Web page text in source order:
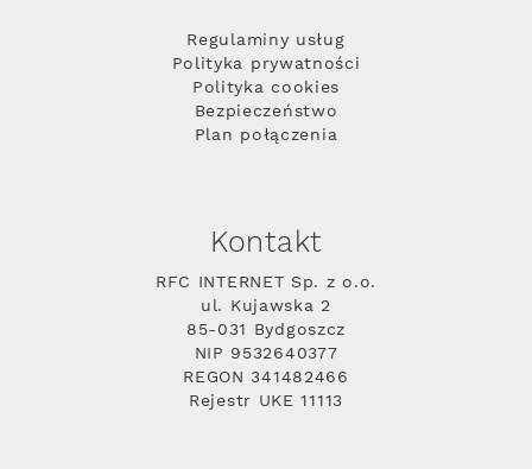
Regulaminy usług
Polityka prywatności
Polityka cookies
Bezpieczeństwo
Plan połączenia
Kontakt
RFC INTERNET Sp. z o.o.
ul. Kujawska 2
85-031 Bydgoszcz
NIP 9532640377
REGON 341482466
Rejestr UKE 11113